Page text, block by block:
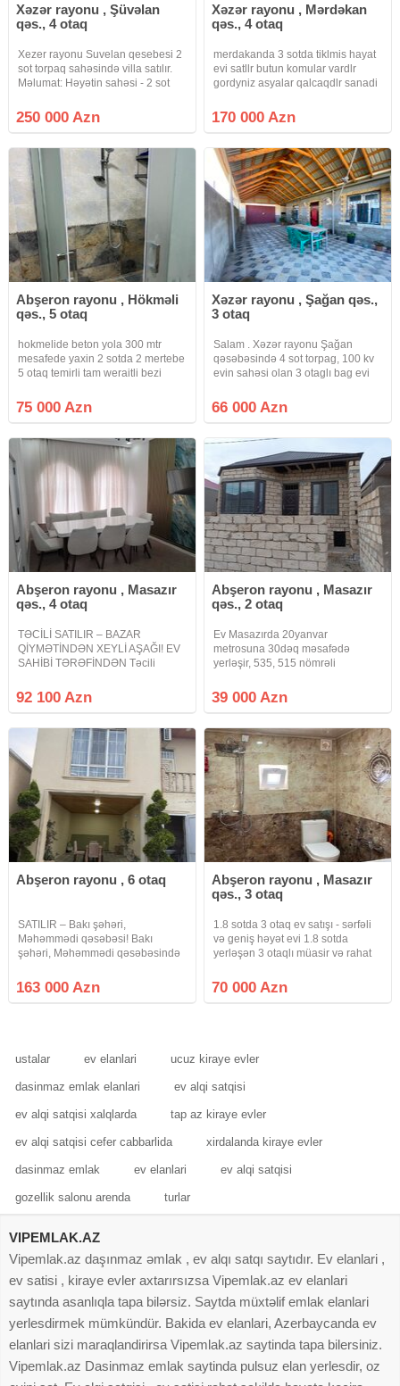
Xəzər rayonu , Şüvəlan
qəs., 4 otaq
Xezer rayonu Suvelan qesebesi 2
sot torpaq sahəsində villa satılır.
Məlumat: Həyətin sahəsi - 2 sot
■ Zal Mətbəx Sanitar qovşaq - 2+1
Həyətində Hovuz, sanuzeli ,
250 000 Azn
Xəzər rayonu , Mərdəkan
qəs., 4 otaq
merdakanda 3 sotda tiklmis hayat
evi satllr butun komular vardlr
gordyniz asyalar qalcaqdlr sanadi
xidmat haql 1% fayizdir
170 000 Azn
Abşeron rayonu , Hökməli
qəs., 5 otaq
hokmelide beton yola 300 mtr
mesafede yaxin 2 sotda 2 mertebe
5 otaq temirli tam weraitli bezi
deyerinden cox ucuz satilir
75 000 Azn
Xəzər rayonu , Şağan qəs.,
3 otaq
Salam . Xəzər rayonu Şağan
qəsəbəsində 4 sot torpag, 100 kv
evin sahəsi olan 3 otaglı bag evi
bələdiyyədir , 112 nömrəli
avtobusa 2 dəqiqəlik məsafədə
xəstəxanaya
66 000 Azn
Abşeron rayonu , Masazır
qəs., 4 otaq
TƏCİLİ SATILIR – BAZAR
QİYMƏTİNDƏN XEYLİ AŞAĞI! EV
SAHİBİ TƏRƏFİNDƏN Təcili
yaşayış üçün tikdirdiyim evimi
bazar qiymətindən xeyli sərfəli
tikintisi və
92 100 Azn
Abşeron rayonu , Masazır
qəs., 2 otaq
Ev Masazırda 20yanvar
metrosuna 30dəq məsafədə
yerləşir, 535, 515 nömrəli
məsafədən keçir. Ev təmirsizdir,
radnoy 3otaq etmək olar. Hər
Təcili satıram, real
39 000 Azn
Abşeron rayonu , 6 otaq
SATILIR – Bakı şəhəri,
Məhəmmədi qəsəbəsi! Bakı
şəhəri, Məhəmmədi qəsəbəsində
tikilmiş tam şəraitli 2 mərtəbəli, 6
otaqlı fərdi yaşayış evi satışa
163 000 Azn
Abşeron rayonu , Masazır
qəs., 3 otaq
1.8 sotda 3 otaq ev satışı - sərfəli
və geniş həyət evi 1.8 sotda
yerləşən 3 otaqlı müasir və rahat
ideal planlanmış bu ev təmiri ilə
seçilir. Təcili satılıq ev olduğu üçün
70 000 Azn
ustalar ev elanlari ucuz kiraye evler
dasinmaz emlak elanlari ev alqi satqisi
ev alqi satqisi xalqlarda tap az kiraye evler
ev alqi satqisi cefer cabbarlida xirdalanda kiraye evler
dasinmaz emlak ev elanlari ev alqi satqisi
gozellik salonu arenda turlar
VIPEMLAK.AZ
Vipemlak.az daşınmaz əmlak , ev alqı satqı saytıdır. Ev elanlari ,
ev satisi , kiraye evler axtarırsızsa Vipemlak.az ev elanlari
saytında asanlıqla tapa bilərsiz. Saytda müxtəlif emlak elanlari
yerlesdirmek mümkündür. Bakida ev elanlari, Azerbaycanda ev
elanlari sizi maraqlandirirsa Vipemlak.az saytinda tapa bilersiniz.
Vipemlak.az Dasinmaz emlak saytinda pulsuz elan yerlesdir, oz